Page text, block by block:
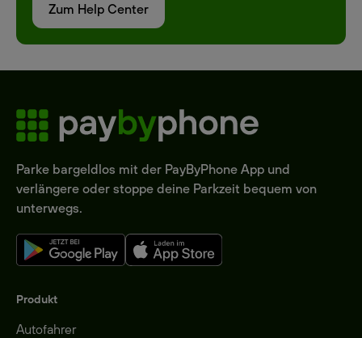
Zum Help Center
Parke bargeldlos mit der PayByPhone App und
verlängere oder stoppe deine Parkzeit bequem von
unterwegs.
Produkt
Autofahrer